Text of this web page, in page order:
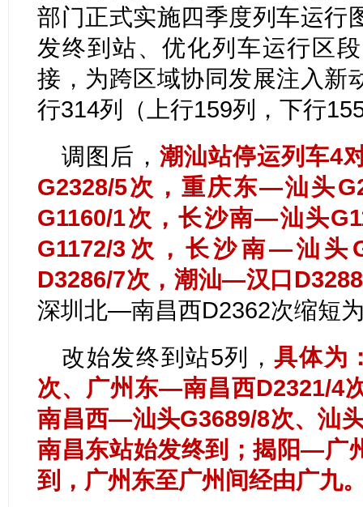
部门正式实施四季度列车运行
发终到站、优化列车运行区
接，为跨区域协同发展注入新
行314列（上行159列，下行
调图后， 潮汕站停运列车4
G2328/5次，重庆东—汕头
G1160/1次，长沙南—汕头
G1172/3次，长沙南—汕头
D3286/7次，潮汕—汉口
深圳北—南昌西D2362次缩短
改始发终到站5列，具体为
次、广州东—南昌西D2321/4
南昌西—汕头G3689/8次、汕
南昌东站始发终到；揭阳—广
到，广州东至广州间经由广九